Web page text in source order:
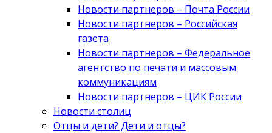
Новости партнеров – Почта России
Новости партнеров – Российская
газета
Новости партнеров – Федеральное
агентство по печати и массовым
коммуникациям
Новости партнеров – ЦИК России
Новости столиц
Отцы и дети? Дети и отцы?